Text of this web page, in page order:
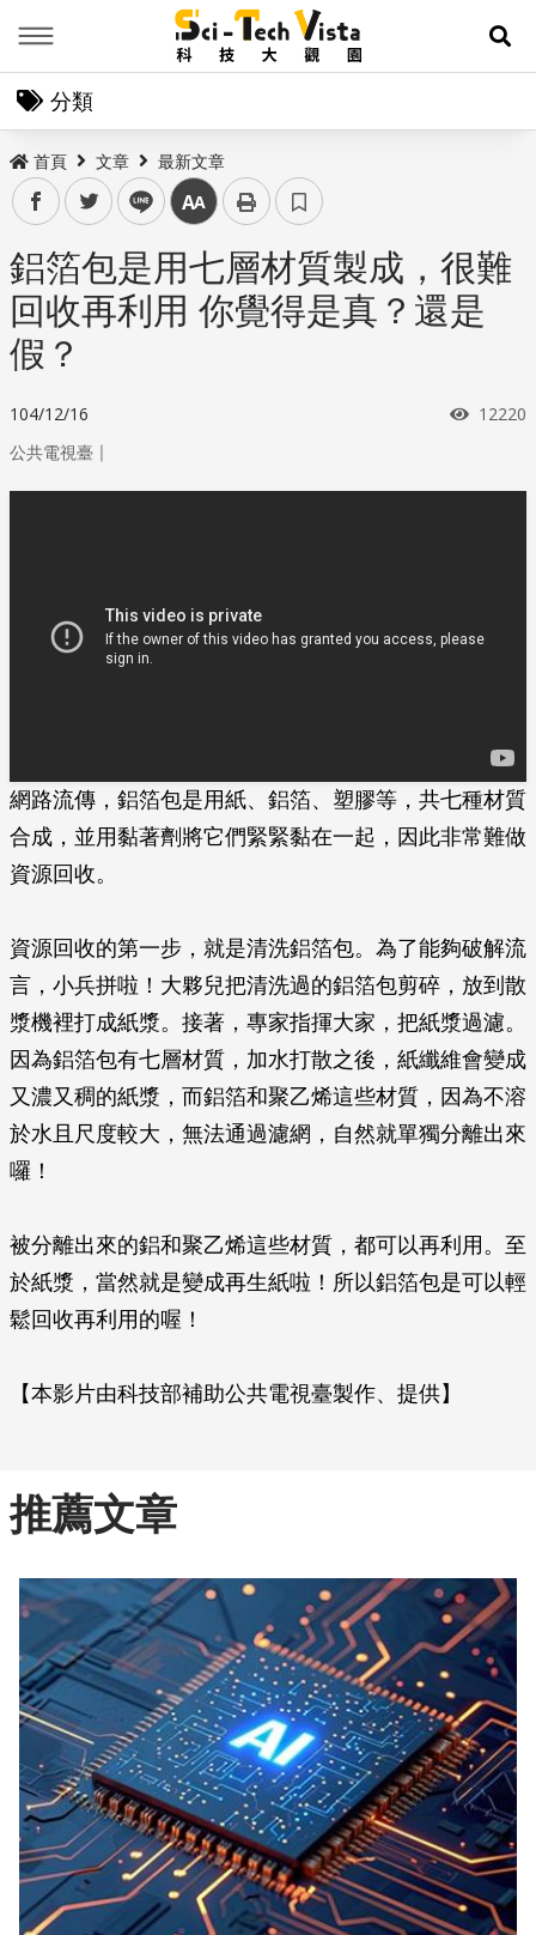
展
分類
首頁 文章 最新文章
facebooktwitter line 中
鋁箔包是用七層材質製成，很難
回收再利用 你覺得是真？還是
假？
104/12/16 瀏覽次
12220
公共電視臺 ｜
網路流傳，鋁箔包是用紙、鋁箔、塑膠等，共七種材質
合成，並用黏著劑將它們緊緊黏在一起，因此非常難做
資源回收。
資源回收的第一步，就是清洗鋁箔包。為了能夠破解流
言，小兵拼啦！大夥兒把清洗過的鋁箔包剪碎，放到散
漿機裡打成紙漿。接著，專家指揮大家，把紙漿過濾。
因為鋁箔包有七層材質，加水打散之後，紙纖維會變成
又濃又稠的紙漿，而鋁箔和聚乙烯這些材質，因為不溶
於水且尺度較大，無法通過濾網，自然就單獨分離出來
囉！
被分離出來的鋁和聚乙烯這些材質，都可以再利用。至
於紙漿，當然就是變成再生紙啦！所以鋁箔包是可以輕
鬆回收再利用的喔！
【本影片由科技部補助公共電視臺製作、提供】
推薦文章